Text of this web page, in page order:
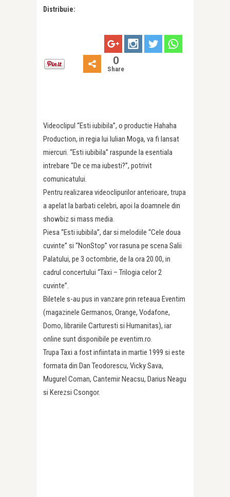
Distribuie:
0
Share
Videoclipul “Esti iubibila”, o productie Hahaha
Production, in regia lui Iulian Moga, va fi lansat
miercuri. “Esti iubibila” raspunde la esentiala
intrebare “De ce ma iubesti?”, potrivit
comunicatului.
Pentru realizarea videoclipurilor anterioare, trupa
a apelat la barbati celebri, apoi la doamnele din
showbiz si mass media.
Piesa “Esti iubibila”, dar si melodiile “Cele doua
cuvinte” si “NonStop” vor rasuna pe scena Salii
Palatului, pe 3 octombrie, de la ora 20.00, in
cadrul concertului “Taxi – Trilogia celor 2
cuvinte”.
Biletele s-au pus in vanzare prin reteaua Eventim
(magazinele Germanos, Orange, Vodafone,
Domo, librariile Carturesti si Humanitas), iar
online sunt disponibile pe eventim.ro.
Trupa Taxi a fost infiintata in martie 1999 si este
formata din Dan Teodorescu, Vicky Sava,
Mugurel Coman, Cantemir Neacsu, Darius Neagu
si Kerezsi Csongor.